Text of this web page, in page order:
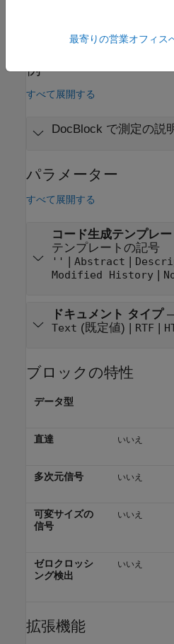
例
すべて展開する
DocBlock で測定の説
パラメーター
すべて展開する
コード生成テンプレ
テンプレートの記号
'' | Abstract |
Modified History|
ドキュメント タイプ
Text (既定値) | RTF |
ブロックの特性
データ型
直達 いいえ
多次元信号 いいえ
可変サイズの
信号
いいえ
ゼロクロッシ
ング検出
いいえ
拡張機能
最寄りの営業オフィス